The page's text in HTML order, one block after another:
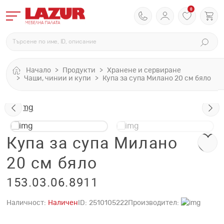
0
Начало Продукти
Хранене и сервиране
Чаши, чинии и купи
Купа за супа Милано 20 см бяло
Купа за супа Милано
20 см бяло
153.03.06.8911
Наличност: Наличен ID: 2510105222 Производител: